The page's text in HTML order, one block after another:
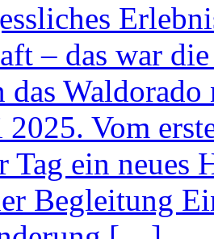
– das war
Vom
Tag ein neues
Begleitung